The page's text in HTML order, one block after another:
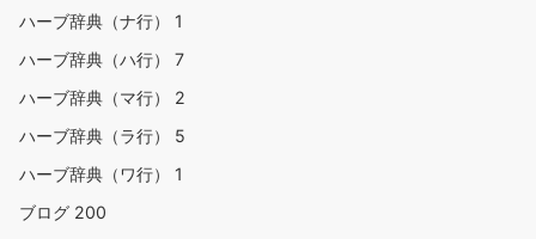
ハーブ辞典（ナ行） 1
ハーブ辞典（ハ行） 7
ハーブ辞典（マ行） 2
ハーブ辞典（ラ行） 5
ハーブ辞典（ワ行） 1
ブログ 200